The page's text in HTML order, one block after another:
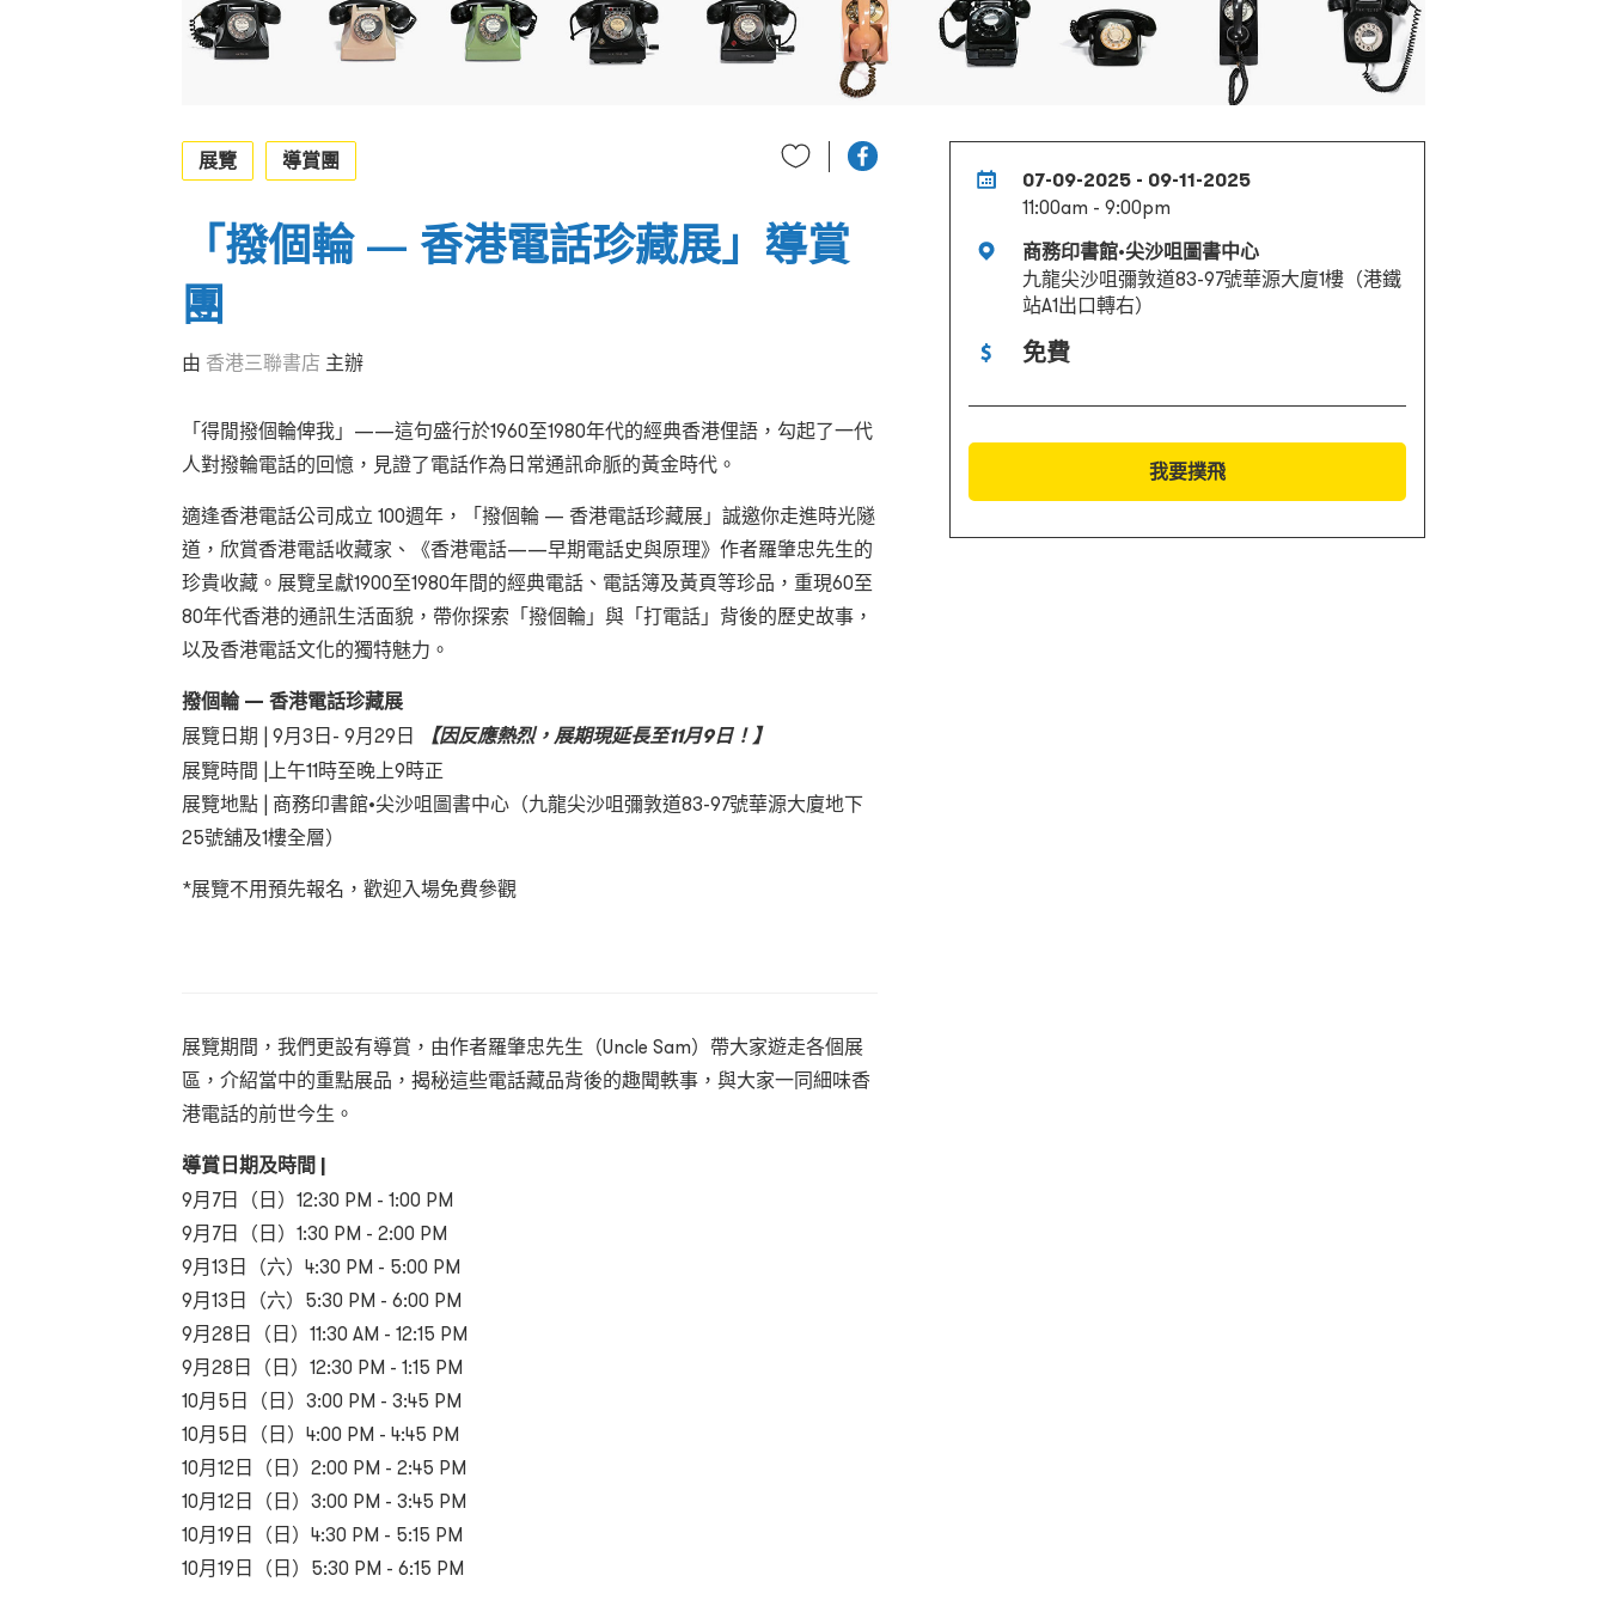
07-09-2025 - 09-11-2025
11:00am - 9:00pm
商務印書館•尖沙咀圖書中心
九龍尖沙咀彌敦道83-97號華源大廈1樓（港鐵
站A1出口轉右）
免費
我要撲飛
展覽 導賞團
「撥個輪 — 香港電話珍藏展」導賞
團
由 香港三聯書店 主辦
「得閒撥個輪俾我」——這句盛行於1960至1980年代的經典香港俚語，勾起了一代
人對撥輪電話的回憶，見證了電話作為日常通訊命脈的黃金時代。
適逢香港電話公司成立 100週年，「撥個輪 — 香港電話珍藏展」誠邀你走進時光隧
道，欣賞香港電話收藏家、《香港電話——早期電話史與原理》作者羅肇忠先生的
珍貴收藏。展覽呈獻1900至1980年間的經典電話、電話簿及黃頁等珍品，重現60至
80年代香港的通訊生活面貌，帶你探索「撥個輪」與「打電話」背後的歷史故事，
以及香港電話文化的獨特魅力。
撥個輪 — 香港電話珍藏展
展覽日期 | 9月3日- 9月29日 【因反應熱烈，展期現延長至11月9日！】
展覽時間 |上午11時至晚上9時正
展覽地點 | 商務印書館•尖沙咀圖書中心（九龍尖沙咀彌敦道83-97號華源大廈地下
25號舖及1樓全層）
*展覽不用預先報名，歡迎入場免費參觀
展覽期間，我們更設有導賞，由作者羅肇忠先生（Uncle Sam）帶大家遊走各個展
區，介紹當中的重點展品，揭秘這些電話藏品背後的趣聞軼事，與大家一同細味香
港電話的前世今生。
導賞日期及時間 |
9月7日（日）12:30 PM - 1:00 PM
9月7日（日）1:30 PM - 2:00 PM
9月13日（六）4:30 PM - 5:00 PM
9月13日（六）5:30 PM - 6:00 PM
9月28日（日）11:30 AM - 12:15 PM
9月28日（日）12:30 PM - 1:15 PM
10月5日（日）3:00 PM - 3:45 PM
10月5日（日）4:00 PM - 4:45 PM
10月12日（日）2:00 PM - 2:45 PM
10月12日（日）3:00 PM - 3:45 PM
10月19日（日）4:30 PM - 5:15 PM
10月19日（日）5:30 PM - 6:15 PM